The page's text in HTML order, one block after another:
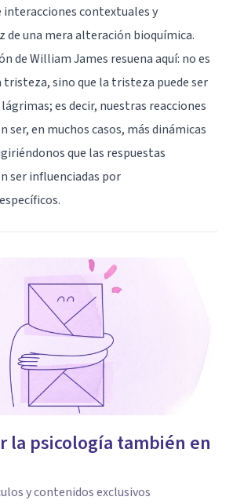
interacciones contextuales y
de una mera alteración bioquímica.
deWilliam James resuena aquí: no es
sino que la tristeza puede ser
es decir, nuestras reacciones
ser, en muchos casos, más dinámicas
que las respuestas
ser influenciadas por
la psicología también en
y contenidos exclusivos